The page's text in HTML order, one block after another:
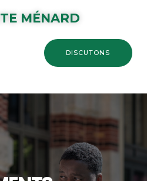
MÉNARD
DISCUTONS